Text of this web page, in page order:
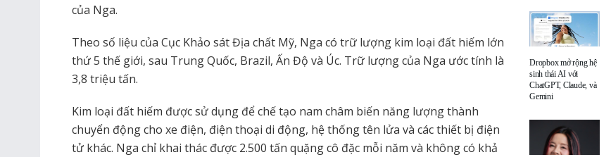
của Nga.
Theo số liệu của Cục Khảo sát Địa chất Mỹ, Nga có trữ lượng kim loại đất hiếm lớn
thứ 5 thế giới, sau Trung Quốc, Brazil, Ấn Độ và Úc. Trữ lượng của Nga ước tính là
3,8 triệu tấn.
Kim loại đất hiếm được sử dụng để chế tạo nam châm biến năng lượng thành
chuyển động cho xe điện, điện thoại di động, hệ thống tên lửa và các thiết bị điện
tử khác. Nga chỉ khai thác được 2.500 tấn quặng cô đặc mỗi năm và không có khả
Dropbox mở rộng hệ
sinh thái AI với
ChatGPT, Claude, và
Gemini